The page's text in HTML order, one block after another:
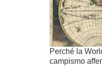
Perché la
campismo